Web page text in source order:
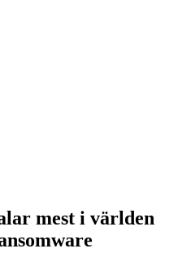
mest i världen